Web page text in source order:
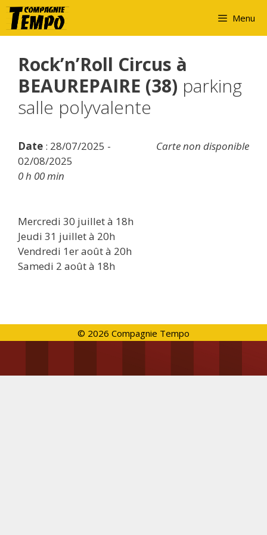
Aller
au
contenu
Menu
Rock’n’Roll Circus à
BEAUREPAIRE (38) parking
salle polyvalente
Carte non disponible
Date : 28/07/2025 -
02/08/2025
0 h 00 min
Mercredi 30 juillet à 18h
Jeudi 31 juillet à 20h
Vendredi 1er août à 20h
Samedi 2 août à 18h
© 2026 Compagnie Tempo